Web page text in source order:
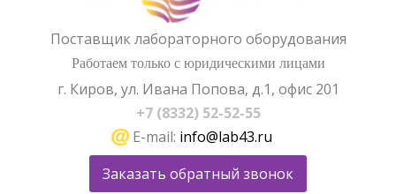
Поставщик лабораторного оборудования
Работаем только с юридическими лицами
г. Киров, ул. Ивана Попова, д.1, офис 201
+7 (8332) 52-52-55
E-mail: info@lab43.ru
Заказать обратный звонок